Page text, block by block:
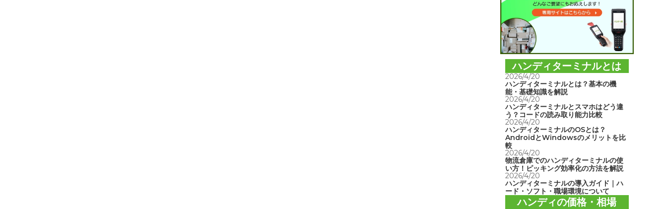
ハンディターミナルとは
2026/4/20
ハンディターミナルとは？基本の機
能・基礎知識を解説
2026/4/20
ハンディターミナルとスマホはどう違
う？コードの読み取り能力比較
2026/4/20
ハンディターミナルのOSとは？
AndroidとWindowsのメリットを比
較
2026/4/20
物流倉庫でのハンディターミナルの使
い方！ピッキング効率化の方法を解説
2026/4/20
ハンディターミナルの導入ガイド｜ハ
ード・ソフト・職場環境について
ハンディの価格・相場